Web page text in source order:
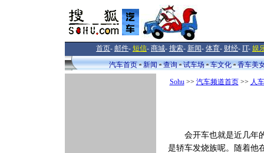
首页- 邮件- 短信- 商城- 搜索- 新闻- 体育- 财经- IT- 娱
汽车首页
新闻 查询 试车场 车文化 香车美
Sohu>> 汽车频道首页>> 人
会开车也就是近几年的
是轿车发烧族呢。随着他